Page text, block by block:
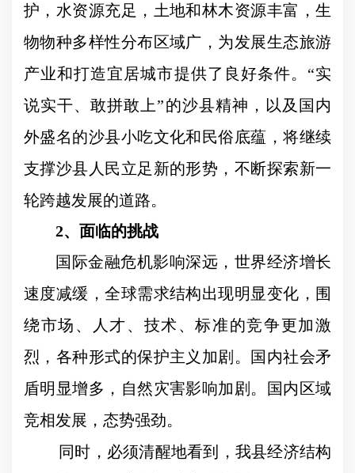
护，水资源充足，土地和林木资源丰富，生
物物种多样性分布区域广，为发展生态旅游
产业和打造宜居城市提供了良好条件。 “实
说实干、敢拼敢上”的沙县精神，以及国内
外盛名的沙县小吃文化和民俗底蕴，将继续
支撑沙县人民立足新的形势，不断探索新一
轮跨越发展的道路。
2、面临的挑战
国际金融危机影响深远，世界经济增长
速度减缓，全球需求结构出现明显变化，围
绕市场、人才、技术、标准的竞争更加激
烈，各种形式的保护主义加剧。国内社会矛
盾明显增多，自然灾害影响加剧。国内区域
竞相发展，态势强劲。
同时，必须清醒地看到，我县经济结构